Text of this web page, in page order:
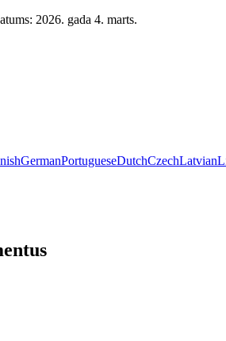
2026. gada 4. marts.
GermanPortugueseDutchCzechLatvian